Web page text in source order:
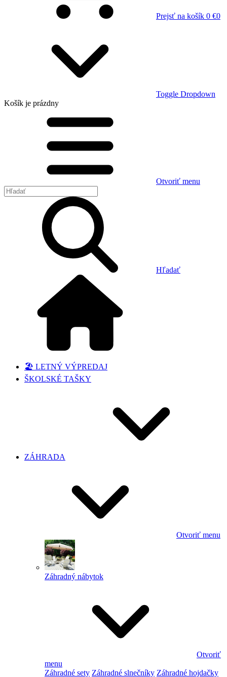
Prejsť na košík 0 €0
Toggle Dropdown
Košík je prázdny
Otvoriť menu
Hľadať
🏖️ LETNÝ VÝPREDAJ
ŠKOLSKÉ TAŠKY
ZÁHRADA
Otvoriť menu
Záhradný nábytok
Otvoriť
menu
Záhradné sety Záhradné slnečníky Záhradné hojdačky